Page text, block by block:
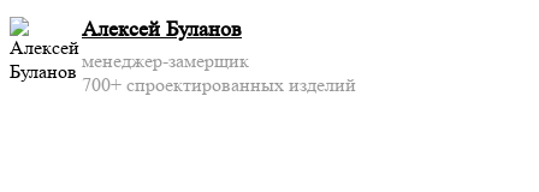
Алексей Буланов
менеджер-замерщик
700+ спроектированных изделий